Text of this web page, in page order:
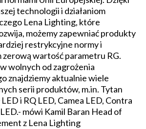
technologii i działaniom
Lena Lighting, które
możemy zapewniać produkty
restrykcyjne normy i
zerową wartość parametru RG.
wolnych od zagrożenia
znajdziemy aktualnie wiele
serii produktów, m.in. Tytan
i RQ LED, Camea LED, Contra
mówi Kamil Baran Head of
z Lena Lighting